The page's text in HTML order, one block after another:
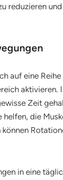
reduzieren
auf eine
aktivieren.
Zeit
die
in eine